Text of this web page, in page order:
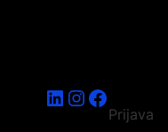
LinkedIn
Instagram
Prijava